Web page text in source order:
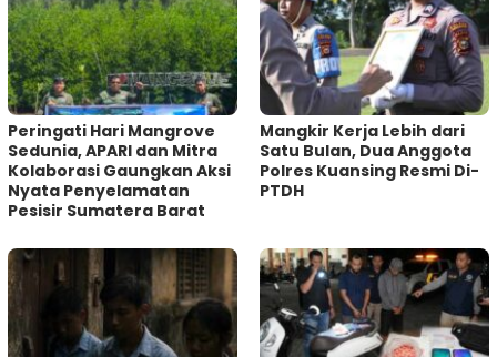
Peringati Hari Mangrove
Sedunia, APARI dan Mitra
Kolaborasi Gaungkan Aksi
Nyata Penyelamatan
Pesisir Sumatera Barat
Mangkir Kerja Lebih dari
Satu Bulan, Dua Anggota
Polres Kuansing Resmi Di-
PTDH